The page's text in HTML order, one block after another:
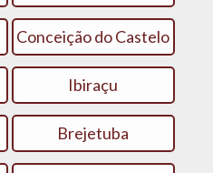
Conceição do Castelo
Ibiraçu
Brejetuba